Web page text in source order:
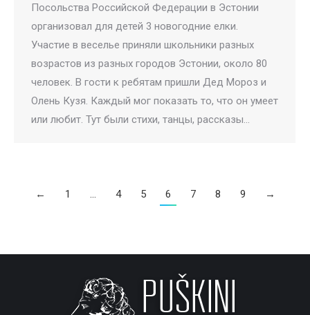
Посольства Российской Федерации в Эстонии
организовал для детей 3 новогодние елки.
Участие в веселье приняли школьники разных
возрастов из разных городов Эстонии, около 80
человек. В гости к ребятам пришли Дед Мороз и
Олень Кузя. Каждый мог показать то, что он умеет
или любит. Тут были стихи, танцы, рассказы…
← 1 … 4 5 6 7 8 9 →